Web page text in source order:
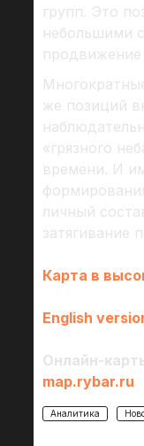
групп. Это
небольшими
же позиций
«грязного
времени. И
личный
затягивание
Карта в
English
Онлайн-
map.rybar.ru
Аналитика